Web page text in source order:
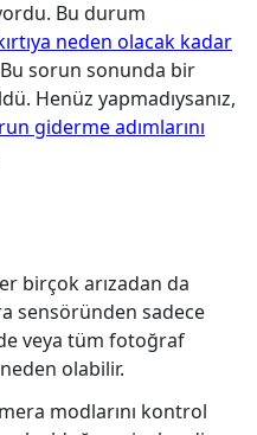
Bu durum
neden olacak kadar
Bu sorun sonunda bir
Henüz yapmadıysanız,
giderme adımlarını
birçok arızadan da
sensöründen sadece
veya tüm fotoğraf
olabilir.
modlarını kontrol